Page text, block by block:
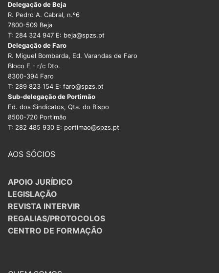
Delegação de Beja
R. Pedro A. Cabral, n.º6
7800-509 Beja
T: 284 324 947 E: beja@spzs.pt
Delegação de Faro
R. Miguel Bombarda, Ed. Varandas de Faro
Bloco E - r/c Dto.
8300-394 Faro
T: 289 823 154 E: faro@spzs.pt
Sub-delegação de Portimão
Ed. dos Sindicatos, Qta. do Bispo
8500-720 Portimão
T: 282 485 930 E: portimao@spzs.pt
AOS SÓCIOS
APOIO JURÍDICO
LEGISLAÇÃO
REVISTA INTERVIR
REGALIAS/PROTOCOLOS
CENTRO DE FORMAÇÃO